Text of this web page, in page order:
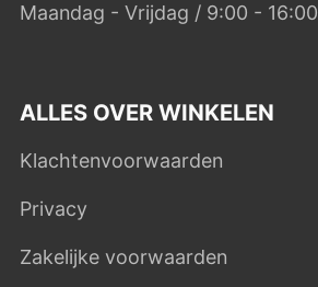
Maandag - Vrijdag / 9:00 - 16:00
ALLES OVER WINKELEN
Klachtenvoorwaarden
Privacy
Zakelijke voorwaarden